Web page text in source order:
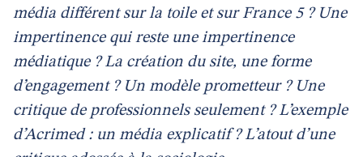
média différent sur la toile et sur France 5 ? Une
impertinence qui reste une impertinence
médiatique ? La création du site, une forme
d’engagement ? Un modèle prometteur ? Une
critique de professionnels seulement ? L’exemple
d’Acrimed : un média explicatif ? L’atout d’une